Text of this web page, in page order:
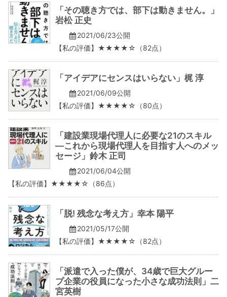
「その聴き方では、部下は動きません。」
岩松 正史
2021/06/23公開
【私の評価】★★★★☆（82点）
「アイデアにセンスはいらない」梶 淳
2021/06/09公開
【私の評価】★★★★☆（80点）
「建設業現場代理人に必要な21のスキル
―これから現場代理人を目指す人へのメッ
セージ」鈴木 正司
2021/06/04公開
【私の評価】★★★★☆（86点）
「脱! 残念な考え方」幸本 陽平
2021/05/17公開
【私の評価】★★★★☆（82点）
「派遣で入った僕が、34歳で巨大グルー
プ企業の役員になった小さな成功法則」二
宮英樹